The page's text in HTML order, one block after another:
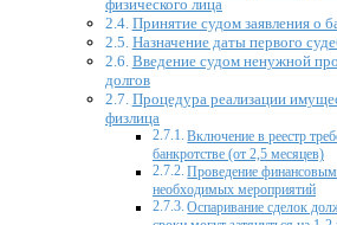
физического лица
Принятие судом заявления о
Назначение даты первого
Введение судом ненужной
долгов
Процедура реализации
физлица
Включение в реестр
банкротстве (от 2,5 месяцев)
Проведение
необходимых мероприятий
Оспаривание сделок